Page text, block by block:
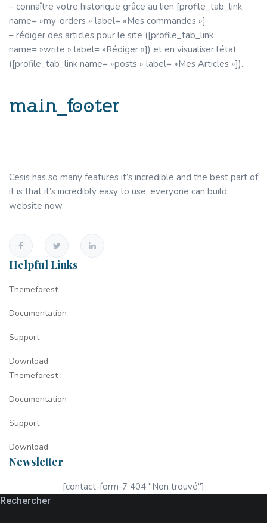
– connaître votre historique grâce au lien [profile_tab_link
name= »my-orders » label= »Mes commandes »]
– rédiger des articles pour le site ([profile_tab_link
name= »write » label= »Rédiger »]) et en visualiser l’état
([profile_tab_link name= »posts » label= »Mes Articles »]).
main_footer
Cesis has so many features it’s incredible and the best part of
it is that it’s incredibly easy to use, everyone can build
website now.
Helpful Links
Themeforest
Documentation
Support
Download
Themeforest
Documentation
Support
Download
Newsletter
[contact-form-7 404 "Non trouvé"]
Rechercher